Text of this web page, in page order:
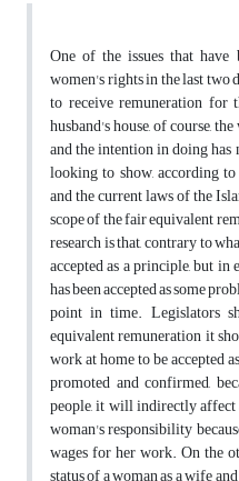
One of the issues that
women's rights in the last two
to receive remuneration for
husband's house, of course,
and the intention in doing has
looking to show, according
and the current laws of the
scope of the fair equivalent
research is that, contrary to
accepted as a principle, but
has been accepted as some
point in time. Legislators
equivalent remuneration it
work at home to be accepted
promoted and confirmed,
people, it will indirectly
woman's responsibility
wages for her work. On the